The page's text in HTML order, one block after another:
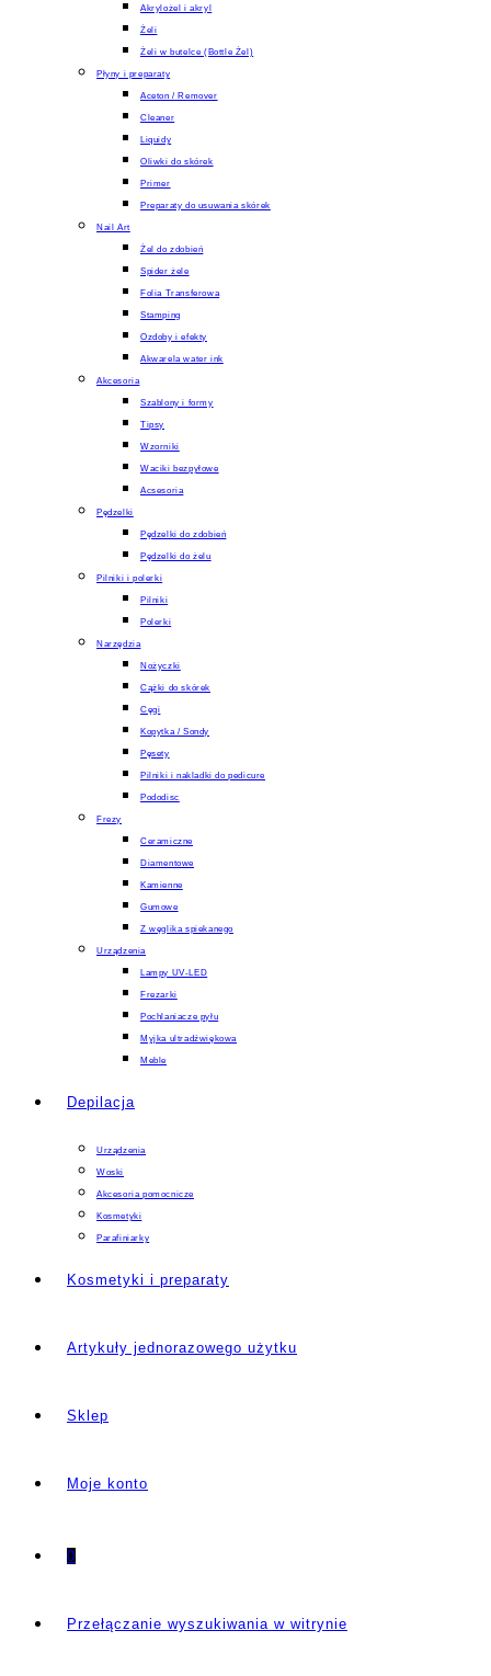
Akrylożel i akryl
Żeli
Żeli w butelce (Bottle Żel)
Płyny i preparaty
Aceton / Remover
Cleaner
Liquidy
Oliwki do skórek
Primer
Preparaty do usuwania skórek
Nail Art
Żel do zdobień
Spider żele
Folia Transferowa
Stamping
Ozdoby i efekty
Akwarela water ink
Akcesoria
Szablony i formy
Tipsy
Wzorniki
Waciki bezpyłowe
Acsesoria
Pędzelki
Pędzelki do zdobień
Pędzelki do żelu
Pilniki i polerki
Pilniki
Polerki
Narzędzia
Nożyczki
Cążki do skórek
Cęgi
Kopytka / Sondy
Pęsety
Pilniki i nakladki do pedicure
Pododisc
Frezy
Ceramiczne
Diamentowe
Kamienne
Gumowe
Z węglika spiekanego
Urządzenia
Lampy UV-LED
Frezarki
Pochlaniacze pyłu
Myjka ultradźwiękowa
Meble
Depilacja
Urządzenia
Woski
Akcesoria pomocnicze
Kosmetyki
Parafiniarky
Kosmetyki i preparaty
Artykuły jednorazowego użytku
Sklep
Moje konto
0
Przełączanie wyszukiwania w witrynie